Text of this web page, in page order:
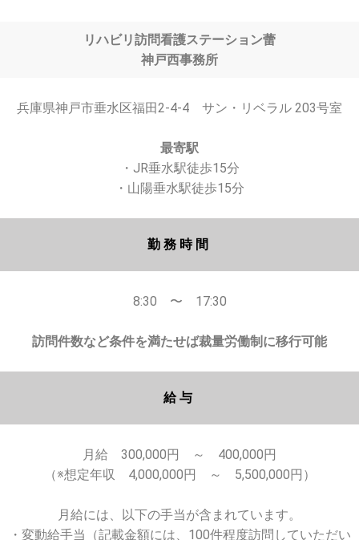
リハビリ訪問看護ステーション蕾
神戸西事務所
兵庫県神戸市垂水区福田2-4-4 サン・リベラル 203号室
最寄駅
・JR垂水駅徒歩15分
・山陽垂水駅徒歩15分
勤務時間
8:30 〜 17:30
訪問件数など条件を満たせば裁量労働制に移行可能
給与
月給 300,000円 ～ 400,000円
（※想定年収 4,000,000円 ～ 5,500,000円）
月給には、以下の手当が含まれています。
・変動給手当（記載金額には、100件程度訪問していただい